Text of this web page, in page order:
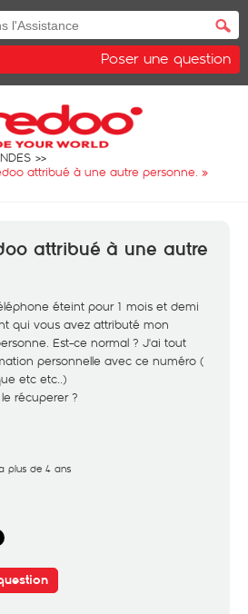
Poser une question
attribué à une autre personne. »
attribué à une autre
éteint pour 1 mois et demi
qui vous avez attributé mon
Est-ce normal ? J'ai tout
personnelle avec ce numéro (
etc etc..)
récuperer ?
plus de 4 ans